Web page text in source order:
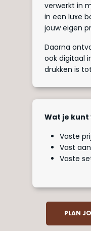
PLAN
verwerkt in
in een luxe
jouw eigen
Daarna
ook digitaal
drukken is
Wat je
Vaste
Vast
Vaste